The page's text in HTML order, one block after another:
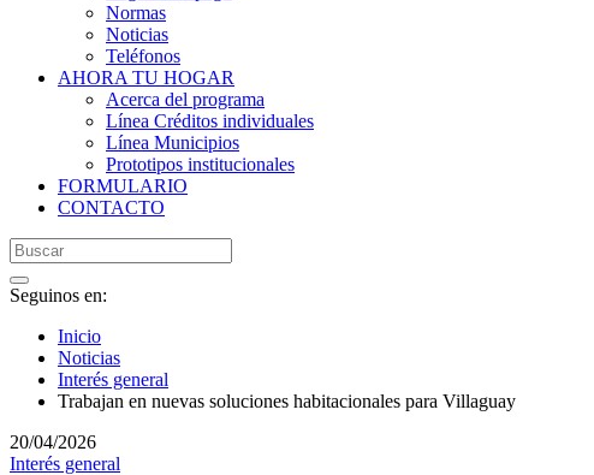
Normas
Noticias
Teléfonos
AHORA TU HOGAR
Acerca del programa
Línea Créditos individuales
Línea Municipios
Prototipos institucionales
FORMULARIO
CONTACTO
Seguinos en:
Inicio
Noticias
Interés general
Trabajan en nuevas soluciones habitacionales para Villaguay
20/04/2026
Interés general